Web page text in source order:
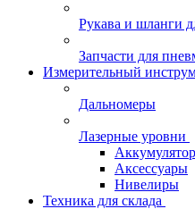
Рукава и шланги
Запчасти для
Измерительный
Дальномеры
Лазерные уровни
Аксессуары
Нивелиры
Техника для склада